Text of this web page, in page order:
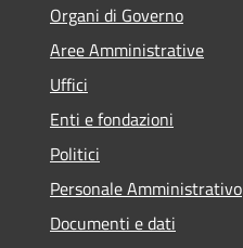
Organi di Governo
Aree Amministrative
Uffici
Enti e fondazioni
Politici
Personale Amministrativo
Documenti e dati